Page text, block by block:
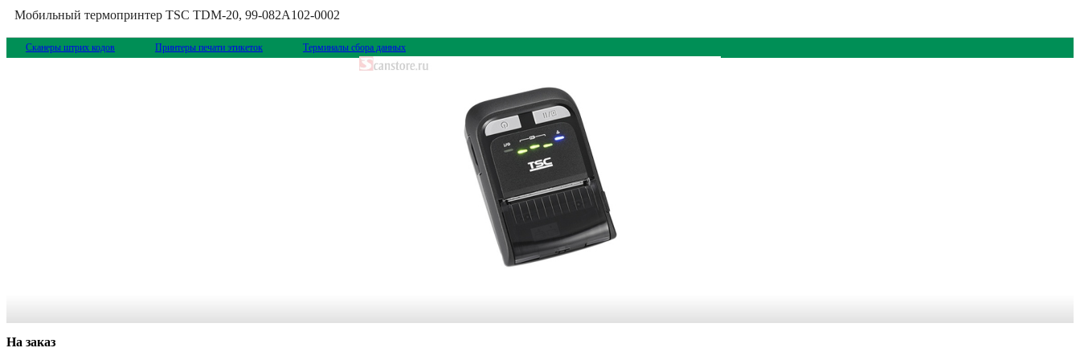
Мобильный термопринтер TSC TDM-20, 99-082A102-0002
Сканеры штрих кодов Принтеры печати этикеток Терминалы сбора данных
На заказ